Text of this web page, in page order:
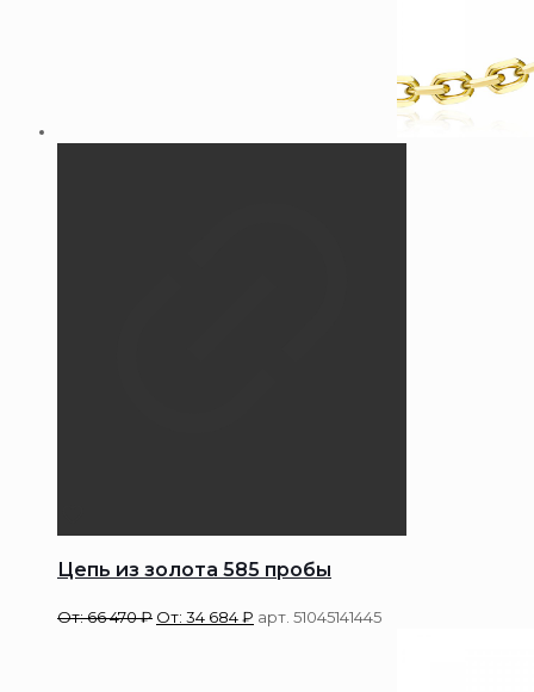
Цепь из золота 585 пробы
От:66 470₽ От: 34 684₽ арт. 51045141445